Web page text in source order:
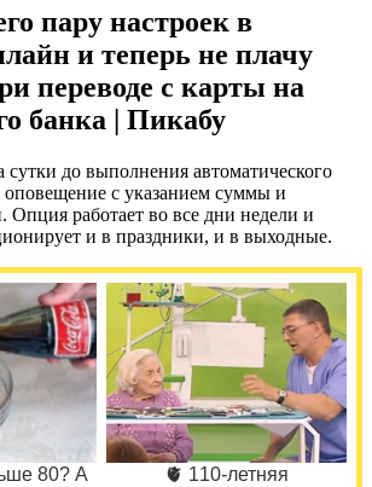
пару настроек в
и теперь не плачу
переводе с карты на
банка | Пикабу
сутки до выполнения автоматического
оповещение с указанием суммы и
Опция работает во все дни недели и
и в праздники, и в выходные.
80? А
🫀 110-летняя